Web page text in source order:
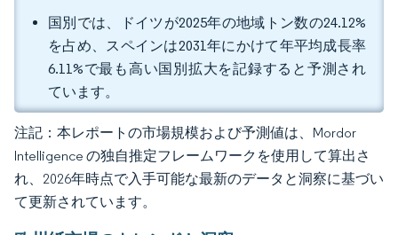
国別では、ドイツが2025年の地域トン数の24.12%
を占め、スペインは2031年にかけて年平均成長率
6.11%で最も高い国別拡大を記録すると予測され
ています。
注記：本レポートの市場規模および予測値は、Mordor
Intelligence の独自推定フレームワークを使用して算出さ
れ、2026年時点で入手可能な最新のデータと洞察に基づい
て更新されています。